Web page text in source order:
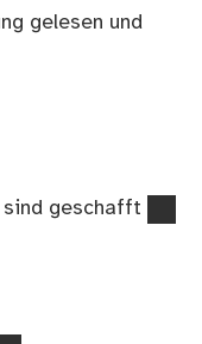
gelesen und
sind geschafft